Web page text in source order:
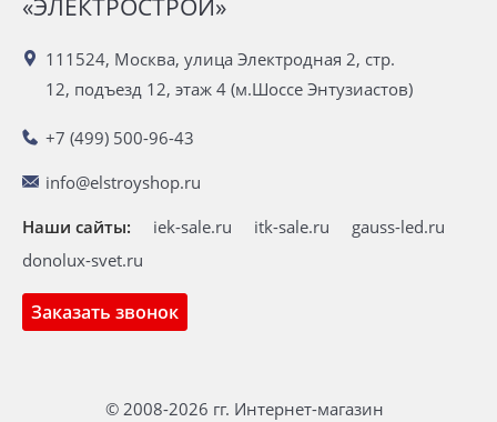
«ЭЛЕКТРОСТРОЙ»
111524, Москва, улица Электродная 2, стр.
12, подъезд 12, этаж 4 (м.Шоссе Энтузиастов)
+7 (499) 500-96-43
info@elstroyshop.ru
Заказать звонок
Наши сайты: iek-sale.ru itk-sale.ru
gauss-led.ru
donolux-svet.ru
© 2008-2026 гг. Интернет-магазин